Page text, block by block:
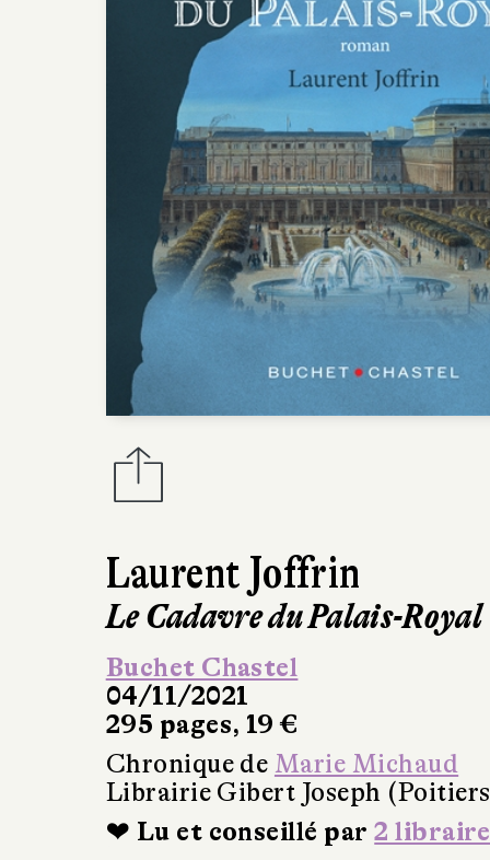
Laurent Joffrin
Le Cadavre du Palais-Royal
Buchet Chastel
04/11/2021
295 pages, 19 €
Chronique de Marie Michaud
Librairie Gibert Joseph
❤ Lu et conseillé par2